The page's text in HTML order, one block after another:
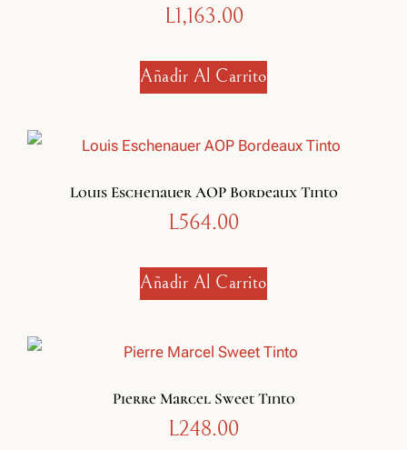
L1,163.00
Añadir Al Carrito
Louis Eschenauer AOP Bordeaux Tinto
L564.00
Añadir Al Carrito
Pierre Marcel Sweet Tinto
L248.00